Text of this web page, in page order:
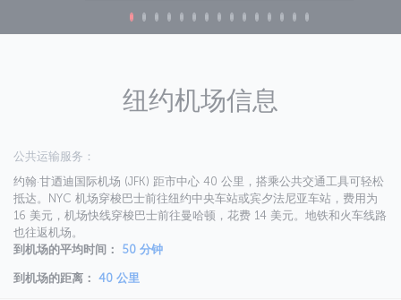
纽约机场信息
公共运输服务：
约翰·甘迺迪国际机场 (JFK) 距市中心 40 公里，搭乘公共交通工具可轻松
抵达。NYC 机场穿梭巴士前往纽约中央车站或宾夕法尼亚车站，费用为
16 美元，机场快线穿梭巴士前往曼哈顿，花费 14 美元。地铁和火车线路
也往返机场。
到机场的平均时间：
50 分钟
到机场的距离： 40 公里